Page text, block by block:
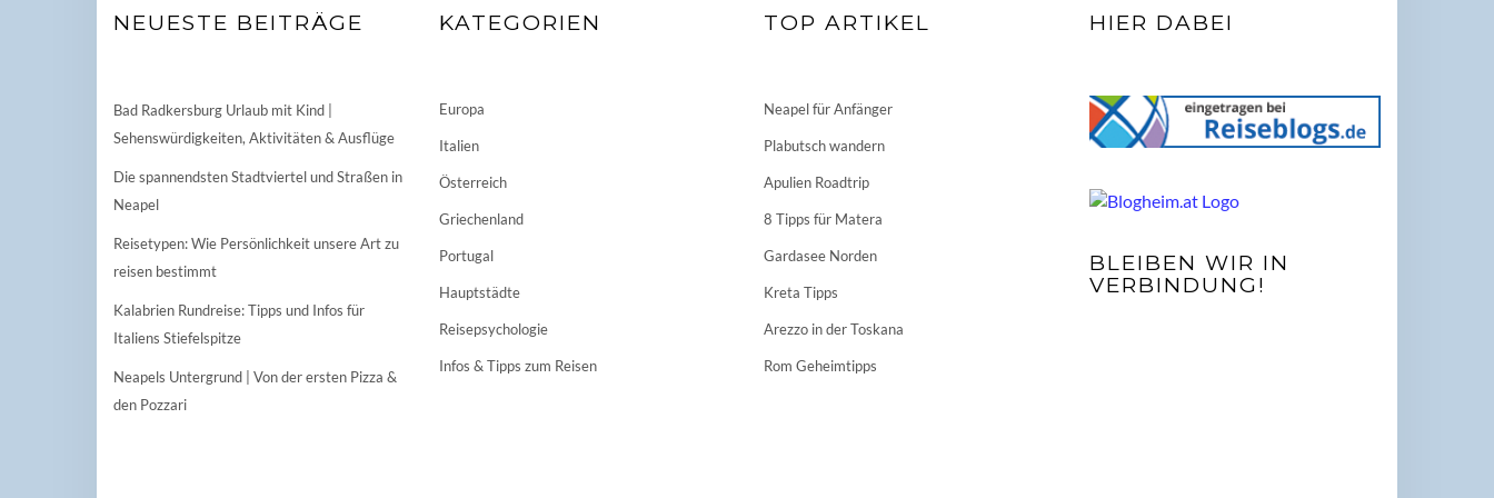
NEUESTE BEITRÄGE
Bad Radkersburg Urlaub mit Kind |
Sehenswürdigkeiten, Aktivitäten & Ausflüge
Die spannendsten Stadtviertel und Straßen in
Neapel
Reisetypen: Wie Persönlichkeit unsere Art zu
reisen bestimmt
Kalabrien Rundreise: Tipps und Infos für
Italiens Stiefelspitze
Neapels Untergrund | Von der ersten Pizza &
den Pozzari
KATEGORIEN
Europa
Italien
Österreich
Griechenland
Portugal
Hauptstädte
Reisepsychologie
Infos & Tipps zum Reisen
TOP ARTIKEL
Neapel für Anfänger
Plabutsch wandern
Apulien Roadtrip
8 Tipps für Matera
Gardasee Norden
Kreta Tipps
Arezzo in der Toskana
Rom Geheimtipps
HIER DABEI
BLEIBEN WIR IN
VERBINDUNG!